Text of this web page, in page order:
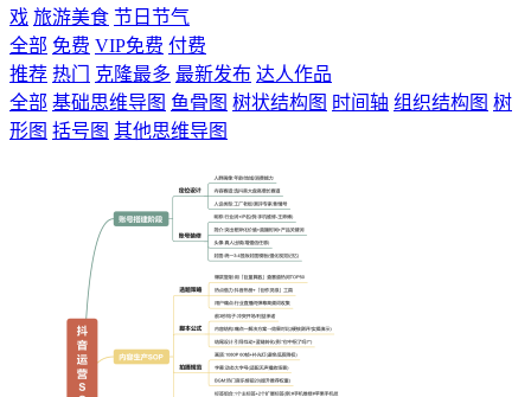
戏 旅游美食 节日节气
全部 免费 VIP免费 付费
推荐 热门 克隆最多 最新发布 达人作品
全部 基础思维导图 鱼骨图 树状结构图 时间轴 组织结构图 树
形图 括号图 其他思维导图